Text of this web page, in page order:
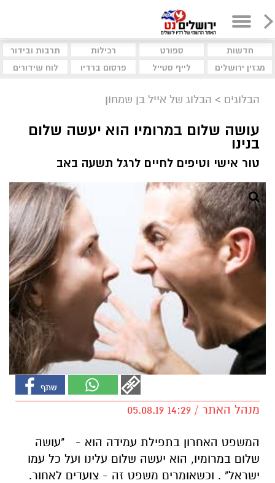
חדשות ספורט רכילות
תרבות ובידור
מגזין ירושלים
לייף סטייל פרסום ברדיו לוח שידורים
הבלוגים > הבלוג של אייל בן שמחון
עושה שלום במרומיו הוא יעשה שלום
בנינו
טור אישי וטיפים לחיים לרגל תשעה באב
מנהל האתר / 14:29 05.08.19
המשפט האחרון בתפילת עמידה הוא - "עושה
שלום במרומיו, הוא יעשה שלום עלינו ועל כל עמו
ישראל" . וכשאומרים משפט זה - צועדים לאחור.